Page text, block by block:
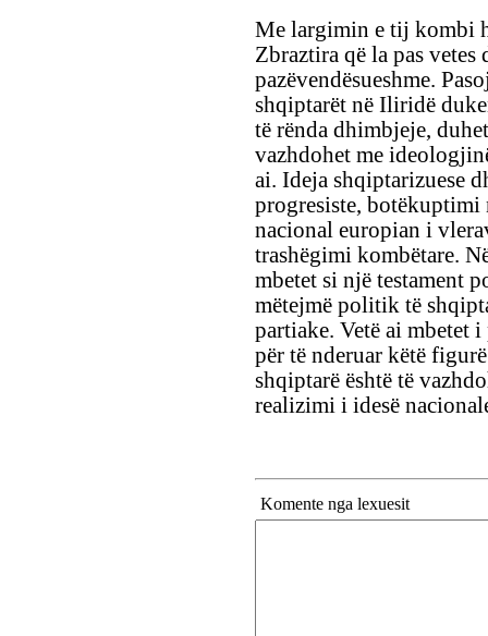
Me largimin e tij kombi
Zbraztira që la pas vetes
pazëvendësueshme.
shqiptarët në Iliridë
të rënda dhimbjeje,
vazhdohet me
ai. Ideja shqiptarizuese
progresiste, botëkuptimi
nacional europian i
trashëgimi kombëtare.
mbetet si një testament
mëtejmë politik të
partiake. Vetë ai mbetet
për të nderuar këtë
shqiptarë është të
realizimi i idesë
Komente nga lexuesit